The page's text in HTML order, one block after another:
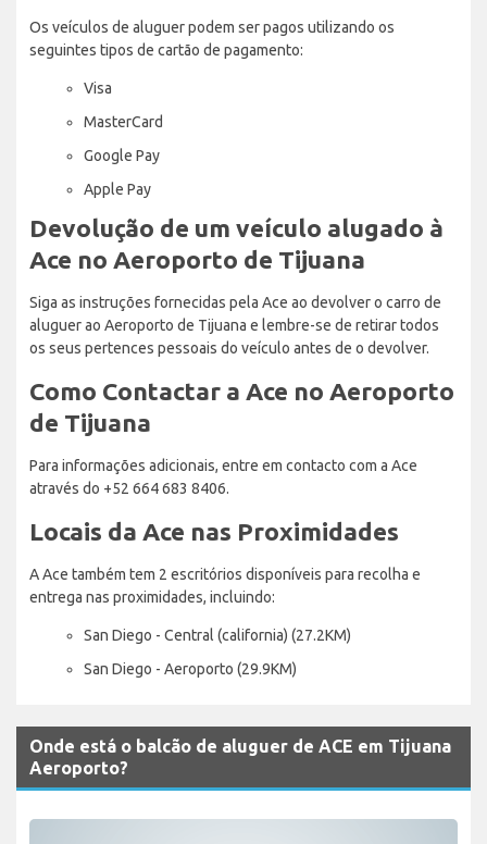
Os veículos de aluguer podem ser pagos utilizando os
seguintes tipos de cartão de pagamento:
Visa
MasterCard
Google Pay
Apple Pay
Devolução de um veículo alugado à
Ace no Aeroporto de Tijuana
Siga as instruções fornecidas pela Ace ao devolver o carro de
aluguer ao Aeroporto de Tijuana e lembre-se de retirar todos
os seus pertences pessoais do veículo antes de o devolver.
Como Contactar a Ace no Aeroporto
de Tijuana
Para informações adicionais, entre em contacto com a Ace
através do +52 664 683 8406.
Locais da Ace nas Proximidades
A Ace também tem 2 escritórios disponíveis para recolha e
entrega nas proximidades, incluindo:
San Diego - Central (california) (27.2KM)
San Diego - Aeroporto (29.9KM)
Onde está o balcão de aluguer de ACE em Tijuana
Aeroporto?